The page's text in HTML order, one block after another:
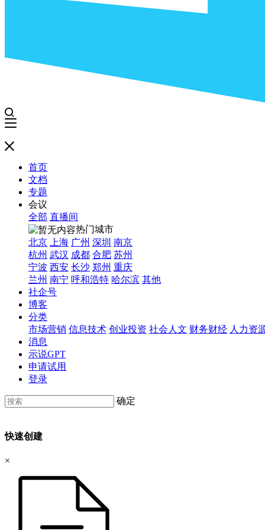
首页
文档
专题
会议
全部 直播间
热门城市
北京
上海 广州 深圳 南京
杭州 武汉 成都 合肥 苏州
宁波 西安 长沙 郑州 重庆
兰州 南宁 呼和浩特 哈尔滨 其他
社企号
博客
分类
市场营销 信息技术 创业投资 社会人文 财务财经 人力资
消息
示说GPT
申请试用
登录
确定
快速创建
×